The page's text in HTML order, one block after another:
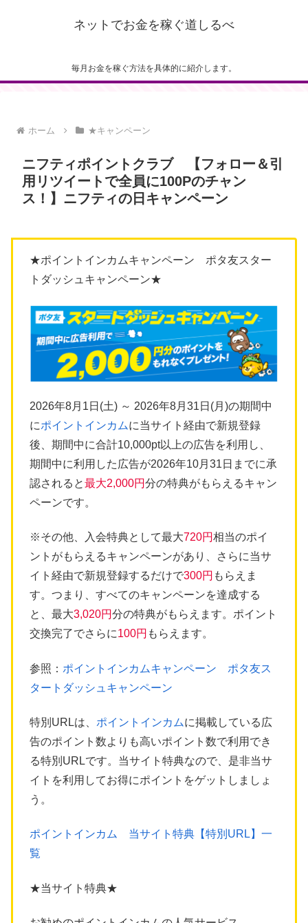
ネットでお金を稼ぐ道しるべ
毎月お金を稼ぐ方法を具体的に紹介します。
ホーム ★キャンペーン
ニフティポイントクラブ 【フォロー＆引
用リツイートで全員に100Pのチャン
ス！】ニフティの日キャンペーン
★ポイントインカムキャンペーン ポタ友スター
トダッシュキャンペーン★
2026年8月1日(土) ～ 2026年8月31日(月)の期間中
にポイントインカムに当サイト経由で新規登録
後、期間中に合計10,000pt以上の広告を利用し、
期間中に利用した広告が2026年10月31日までに承
認されると最大2,000円分の特典がもらえるキャン
ペーンです。
※その他、入会特典として最大720円相当のポイ
ントがもらえるキャンペーンがあり、さらに当サ
イト経由で新規登録するだけで300円 もらえま
す。つまり、すべてのキャンペーンを達成する
と、最大3,020円分の特典がもらえます。ポイント
交換完了でさらに100円 もらえます。
参照： ポイントインカムキャンペーン ポタ友ス
タートダッシュキャンペーン
特別URLは、 ポイントインカムに掲載している広
告のポイント数よりも高いポイント数で利用でき
る特別URLです。当サイト特典なので、是非当サ
イトを利用してお得にポイントをゲットしましょ
う。
ポイントインカム 当サイト特典【特別URL】一
覧
★当サイト特典★